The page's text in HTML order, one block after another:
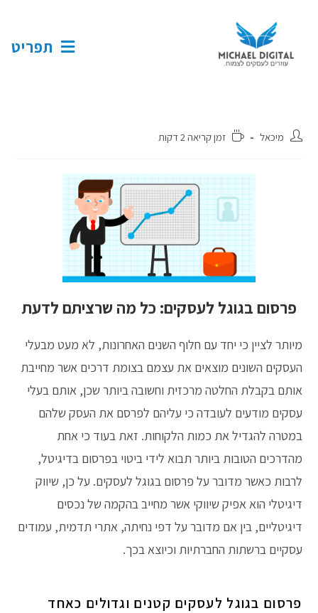
תפריט
מיכאל זמן קריאה 2 דקות
פרסום בגוגל לעסקים: כל מה שרציתם לדעת
מיותר לציין כי יחד עם חלוף השנים האחרונות, לא מעט מבעלי
העסקים השונים מוצאים את עצמם בצומת דרכים אשר מחייבת
אותם בקבלת החלטה מרכזית וחשובה ביותר שכן, אותם בעלי
עסקים מודעים לעובדה כי עליהם לפרסם את העסק שלהם
במטרה להגדיל את כמות הלקוחות. זאת בעוד כי אחת
מהדרכים הטובות ביותר תבוא לידי ביטוי בפרסום בדיגיטל,
לרבות כאשר מדובר על פרסום בגוגל לעסקים. על כן, שיווק
דיגיטלי הוא אפיק שיווקי אשר מחייב בהקמה של נכסים
דיגיטליים, בין אם מדובר על דפי נחיתה, אתרי תדמית, עמודים
עסקיים ברשתות החברתיות וכיוצא בכך.
פרסום בגוגל לעסקים קטנים וגדולים כאחד